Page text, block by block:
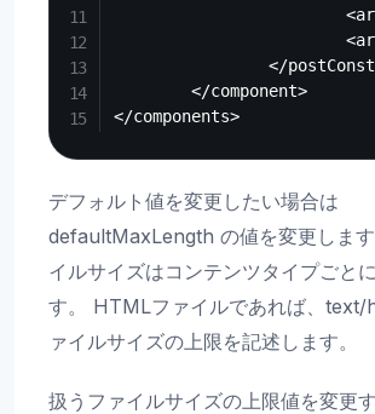
</
        </component>
デフォルト値を変更したい場合は
defaultMaxLength の値を変更しま
イルサイズはコンテンツタイプごと
す。 HTMLファイルであれば、text/
ァイルサイズの上限を記述します。
扱うファイルサイズの上限値を変更